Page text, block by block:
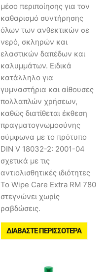
μέσο περιποίησης για τον
καθαρισμό συντήρησης
όλων των ανθεκτικών σε
νερό, σκληρών και
ελαστικών δαπέδων και
καλυμμάτων. Ειδικά
κατάλληλο για
γυμναστήρια και αίθουσες
πολλαπλών χρήσεων,
καθώς διατίθεται έκθεση
πραγματογνωμοσύνης
σύμφωνα με το πρότυπο
DIN V 18032-2: 2001-04
σχετικά με τις
αντιολισθητικές ιδιότητες
Το Wipe Care Extra RM 780
στεγνώνει χωρίς
ραβδώσεις.
ΔΙΑΒΆΣΤΕ ΠΕΡΙΣΣΌΤΕΡΑ